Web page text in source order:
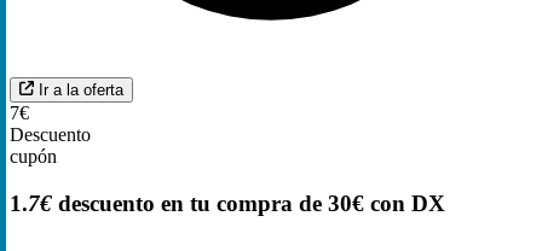
Ir a la oferta
7€
Descuento
cupón
1.7€ descuento en tu compra de 30€ con DX